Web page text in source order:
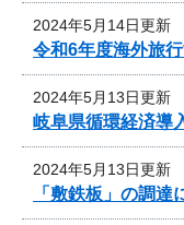
2024年5月14日更新
令和6年度海外旅
2024年5月13日更新
岐阜県循環経済導
2024年5月13日更新
「敷鉄板」の調